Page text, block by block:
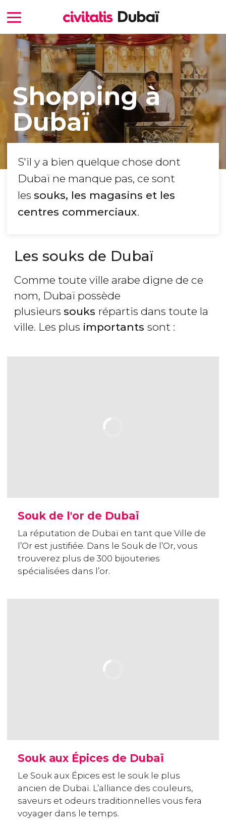
Shopping à
Dubaï
S'il y a bien quelque chose dont
Dubaï ne manque pas, ce sont
les souks, les magasins et les
centres commerciaux.
Les souks de Dubaï
Comme toute ville arabe digne de ce
nom, Dubaï possède
plusieurs souks répartis dans toute la
ville. Les plus importants sont :
Souk de l'or de Dubaï
La réputation de Dubaï en tant que Ville de
l’Or est justifiée. Dans le Souk de l’Or, vous
trouverez plus de 300 bijouteries
spécialisées dans l’or.
Souk aux Épices de Dubaï
Le Souk aux Épices est le souk le plus
ancien de Dubaï. L’alliance des couleurs,
saveurs et odeurs traditionnelles vous fera
voyager dans le temps.